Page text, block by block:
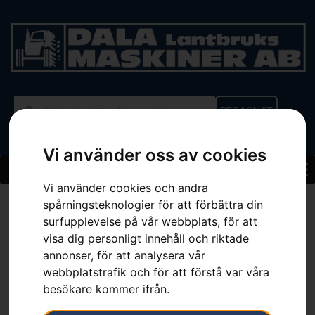
Vi använder oss av cookies
Vi använder cookies och andra
spårningsteknologier för att förbättra din
surfupplevelse på vår webbplats, för att
visa dig personligt innehåll och riktade
annonser, för att analysera vår
webbplatstrafik och för att förstå var våra
besökare kommer ifrån.
BEGAGNAT
Sortiment » Bakre skyddsplåt
Bakre skyddsplåt